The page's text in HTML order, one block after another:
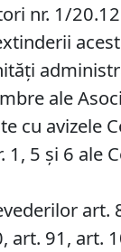
nr. 1/
ale
cu avizele
1, 5 și 6 ale
art.
art. 91, art.